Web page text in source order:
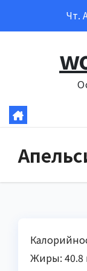
Чт.
Жиры: 40.8